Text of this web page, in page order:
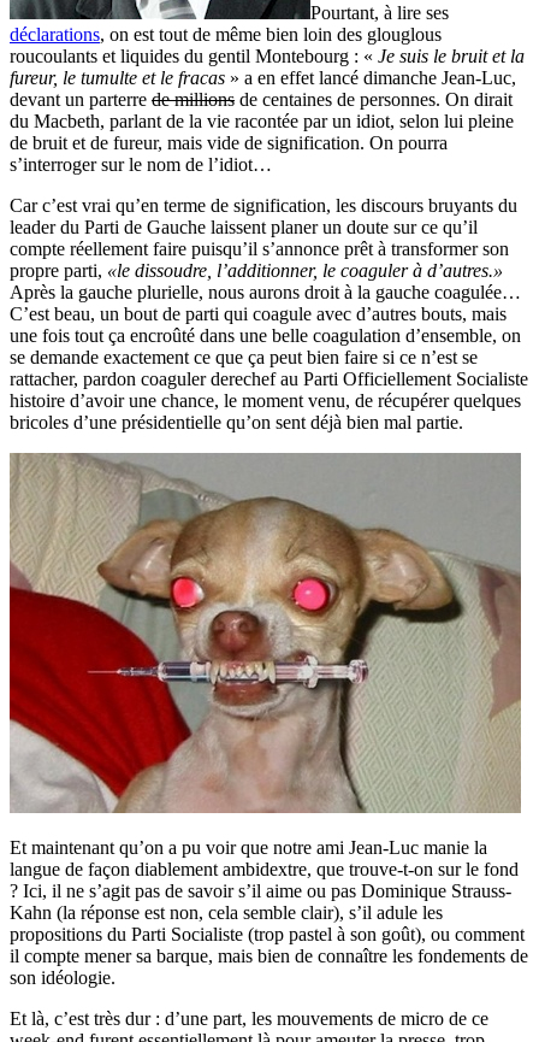
Pourtant, à lire ses
déclarations, on est tout de même bien loin des glouglous
roucoulants et liquides du gentil Montebourg : « Je suis le bruit et la
fureur, le tumulte et le fracas » a en effet lancé dimanche Jean-Luc,
devant un parterre de millions de centaines de personnes. On dirait
du Macbeth, parlant de la vie racontée par un idiot, selon lui pleine
de bruit et de fureur, mais vide de signification. On pourra
s’interroger sur le nom de l’idiot…
Car c’est vrai qu’en terme de signification, les discours bruyants du
leader du Parti de Gauche laissent planer un doute sur ce qu’il
compte réellement faire puisqu’il s’annonce prêt à transformer son
propre parti, «le dissoudre, l’additionner, le coaguler à d’autres.»
Après la gauche plurielle, nous aurons droit à la gauche coagulée…
C’est beau, un bout de parti qui coagule avec d’autres bouts, mais
une fois tout ça encroûté dans une belle coagulation d’ensemble, on
se demande exactement ce que ça peut bien faire si ce n’est se
rattacher, pardon coaguler derechef au Parti Officiellement Socialiste
histoire d’avoir une chance, le moment venu, de récupérer quelques
bricoles d’une présidentielle qu’on sent déjà bien mal partie.
Et maintenant qu’on a pu voir que notre ami Jean-Luc manie la
langue de façon diablement ambidextre, que trouve-t-on sur le fond
? Ici, il ne s’agit pas de savoir s’il aime ou pas Dominique Strauss-
Kahn (la réponse est non, cela semble clair), s’il adule les
propositions du Parti Socialiste (trop pastel à son goût), ou comment
il compte mener sa barque, mais bien de connaître les fondements de
son idéologie.
Et là, c’est très dur : d’une part, les mouvements de micro de ce